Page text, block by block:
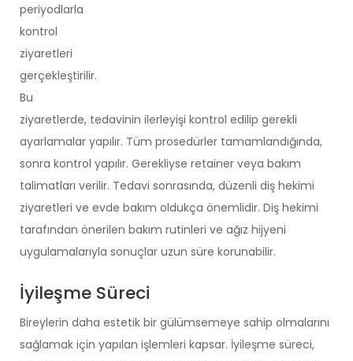
periyodlarla
kontrol
ziyaretleri
gerçekleştirilir.
Bu
ziyaretlerde, tedavinin ilerleyişi kontrol edilip gerekli
ayarlamalar yapılır. Tüm prosedürler tamamlandığında,
sonra kontrol yapılır. Gerekliyse retainer veya bakım
talimatları verilir. Tedavi sonrasında, düzenli diş hekimi
ziyaretleri ve evde bakım oldukça önemlidir. Diş hekimi
tarafından önerilen bakım rutinleri ve ağız hijyeni
uygulamalarıyla sonuçlar uzun süre korunabilir.
İyileşme Süreci
Bireylerin daha estetik bir gülümsemeye sahip olmalarını
sağlamak için yapılan işlemleri kapsar. İyileşme süreci,